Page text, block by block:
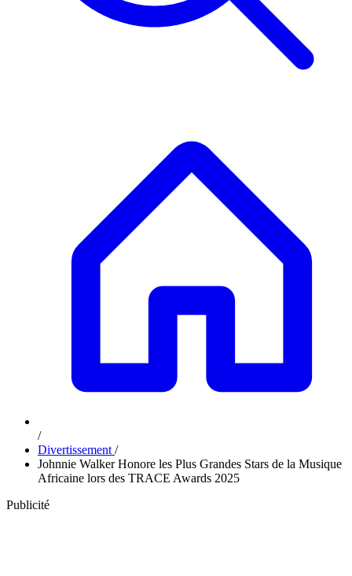
/
Divertissement /
Johnnie Walker Honore les Plus Grandes Stars de la Musique
Africaine lors des TRACE Awards 2025
Publicité